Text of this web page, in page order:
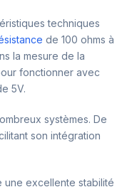
techniques
de 100 ohms à
la mesure de la
fonctionner avec
5V.
systèmes. De
son intégration
une excellente stabilité